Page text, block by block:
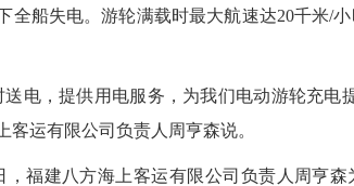
全船失电。游轮满载时最大航速达20千米/小
，提供用电服务，为我们电动游轮充电
运有限公司负责人周亨森说。
福建八方海上客运有限公司负责人周亨森